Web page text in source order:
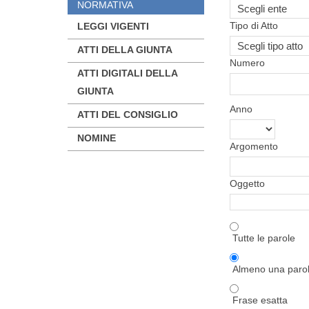
Tipo di Atto
Numero
Anno
Argomento
Oggetto
Tutte le parole
Almeno una
Frase esatta
NORMATIVA
LEGGI VIGENTI
ATTI DELLA GIUNTA
ATTI DIGITALI DELLA
GIUNTA
ATTI DEL CONSIGLIO
NOMINE